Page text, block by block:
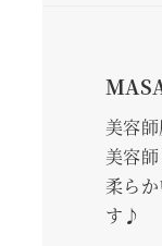
美容
美容
柔ら
す♪